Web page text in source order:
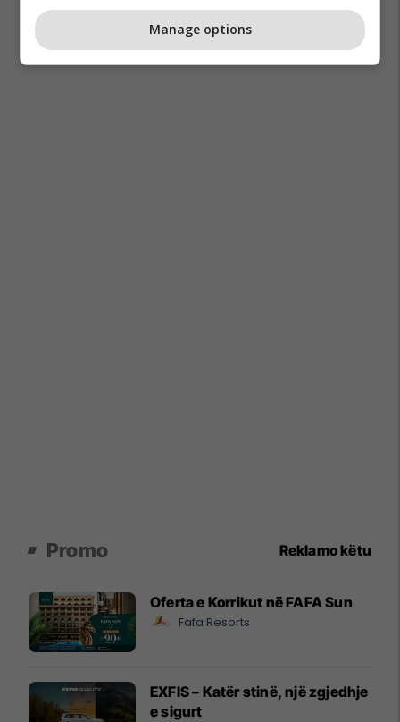
Promo Reklamo këtu
Oferta e Korrikut në FAFA Sun
Fafa Resorts
EXFIS – Katër stinë, një zgjedhje
e sigurt
Manage options